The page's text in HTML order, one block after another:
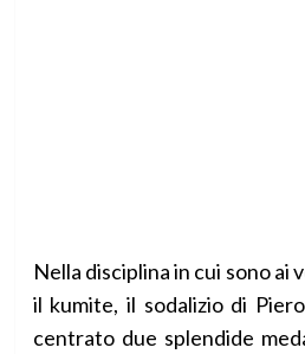
Nella disciplina in cui sono ai
il kumite, il sodalizio di
centrato due splendide